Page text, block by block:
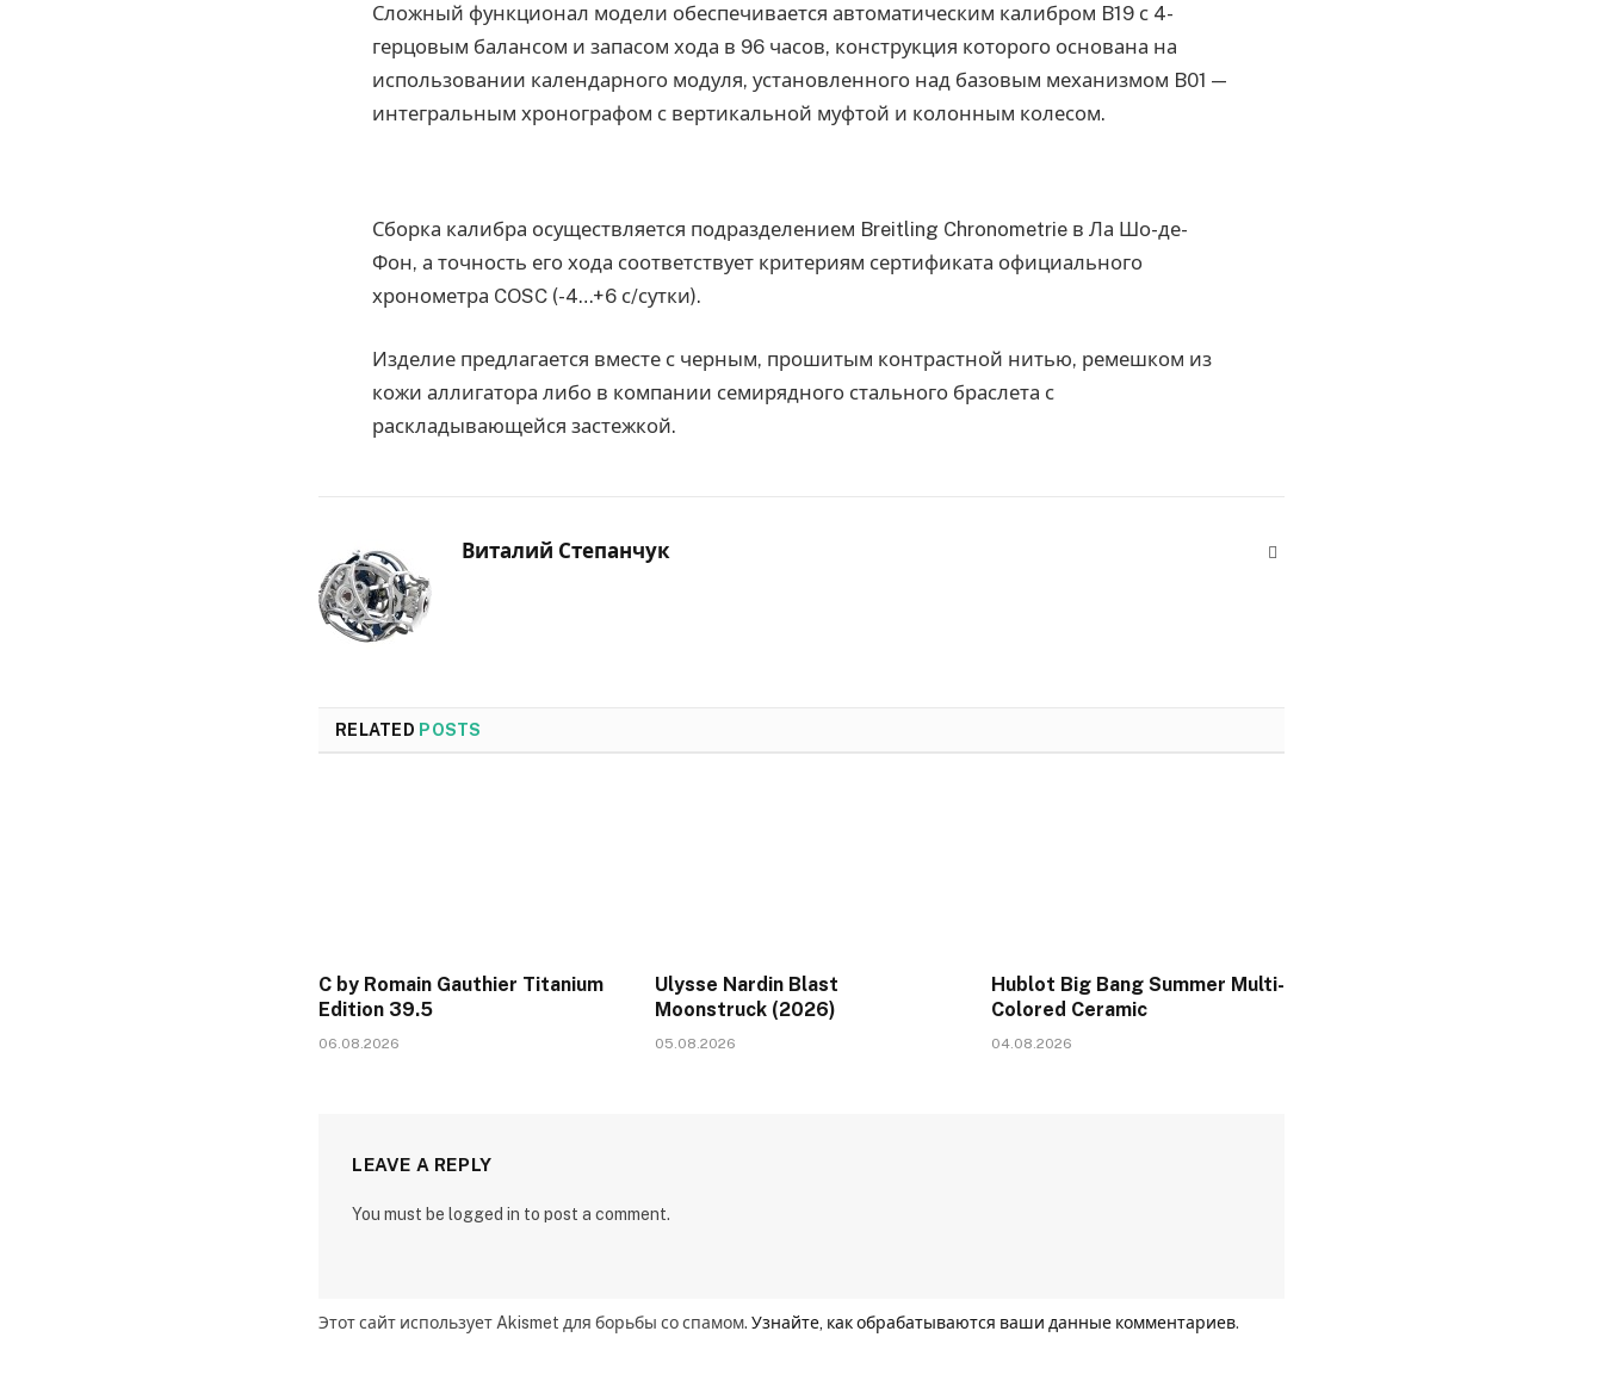
Сложный функционал модели обеспечивается автоматическим калибром B19 с 4-
герцовым балансом и запасом хода в 96 часов, конструкция которого основана на
использовании календарного модуля, установленного над базовым механизмом B01 —
интегральным хронографом с вертикальной муфтой и колонным колесом.
Сборка калибра осуществляется подразделением Breitling Chronometrie в Ла Шо-де-
Фон, а точность его хода соответствует критериям сертификата официального
хронометра COSC (-4…+6 с/сутки).
Изделие предлагается вместе с черным, прошитым контрастной нитью, ремешком из
кожи аллигатора либо в компании семирядного стального браслета с
раскладывающейся застежкой.
Виталий Степанчук
RELATED POSTS
C by Romain Gauthier Titanium
Edition 39.5
06.08.2026
Ulysse Nardin Blast
Moonstruck (2026)
05.08.2026
Hublot Big Bang Summer Multi-
Colored Ceramic
04.08.2026
LEAVE A REPLY
You must be logged in to post a comment.
Этот сайт использует Akismet для борьбы со спамом. Узнайте, как обрабатываются ваши данные комментариев.